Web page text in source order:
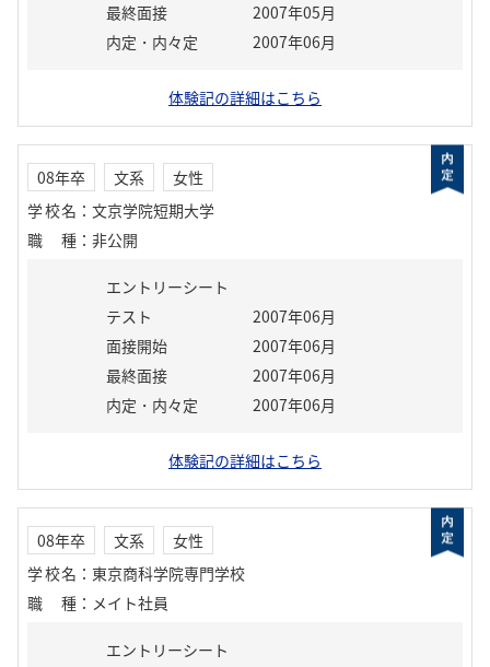
最終面接
2007年05月
内定・内々定
2007年06月
体験記の詳細はこちら
08年卒 文系
女性
学校名 ： 文京学院短期大学
職種 ： 非公開
エントリーシート
テスト
2007年06月
面接開始
2007年06月
最終面接
2007年06月
内定・内々定
2007年06月
体験記の詳細はこちら
08年卒 文系
女性
学校名 ： 東京商科学院専門学校
職種 ： メイト社員
エントリーシート